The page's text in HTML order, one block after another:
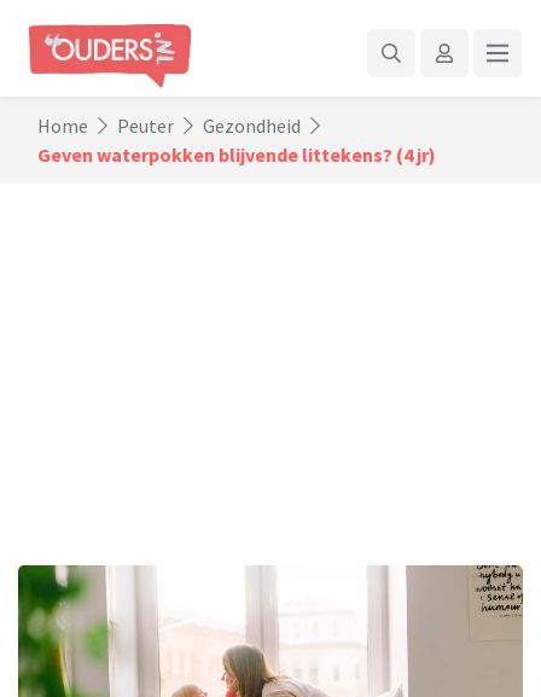
Home Peuter
Gezondheid
Geven waterpokken blijvende littekens? (4 jr)